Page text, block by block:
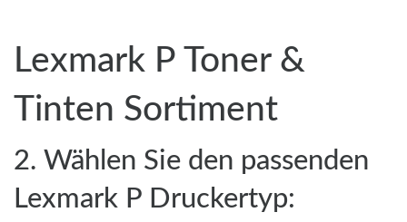
Lexmark P Toner &
Tinten Sortiment
2. Wählen Sie den passenden
Lexmark P Druckertyp: